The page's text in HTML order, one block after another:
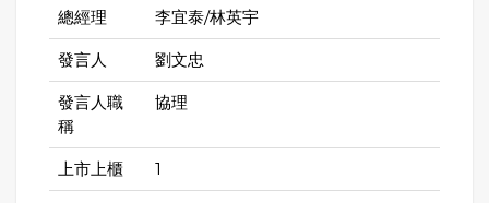
總經理 李宜泰/林英宇
發言人 劉文忠
發言人職
稱
協理
上市上櫃 1